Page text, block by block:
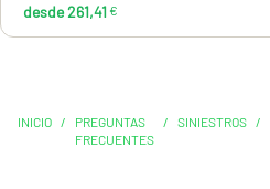
desde 261,41 €
INICIO /
PREGUNTAS
FRECUENTES
/ SINIESTROS /